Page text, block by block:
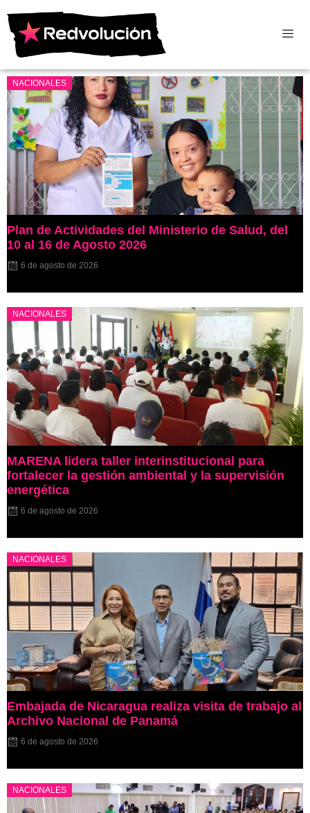
NACIONALES
Plan de Actividades del Ministerio de Salud, del
10 al 16 de Agosto 2026
6 de agosto de 2026
NACIONALES
MARENA lidera taller interinstitucional para
fortalecer la gestión ambiental y la supervisión
energética
6 de agosto de 2026
NACIONALES
Embajada de Nicaragua realiza visita de trabajo al
Archivo Nacional de Panamá
6 de agosto de 2026
NACIONALES